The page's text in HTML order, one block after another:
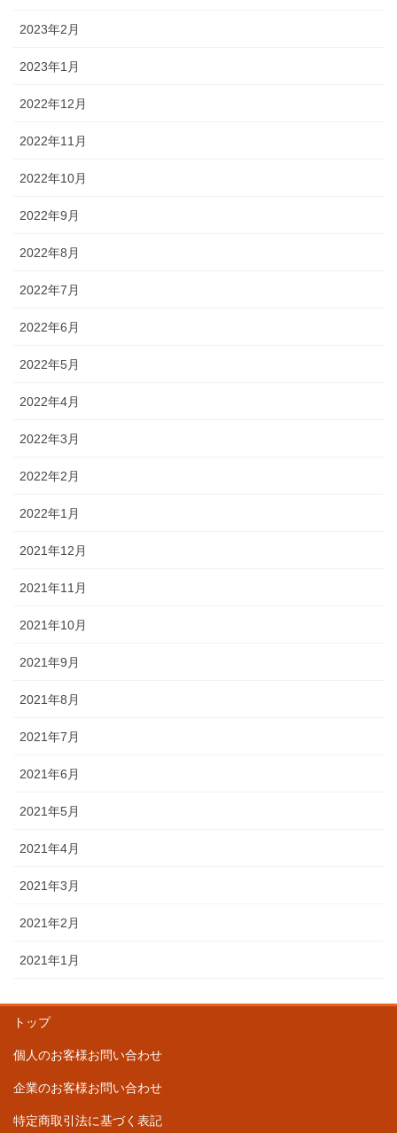
2023年2月
2023年1月
2022年12月
2022年11月
2022年10月
2022年9月
2022年8月
2022年7月
2022年6月
2022年5月
2022年4月
2022年3月
2022年2月
2022年1月
2021年12月
2021年11月
2021年10月
2021年9月
2021年8月
2021年7月
2021年6月
2021年5月
2021年4月
2021年3月
2021年2月
2021年1月
トップ
個人のお客様お問い合わせ
企業のお客様お問い合わせ
特定商取引法に基づく表記